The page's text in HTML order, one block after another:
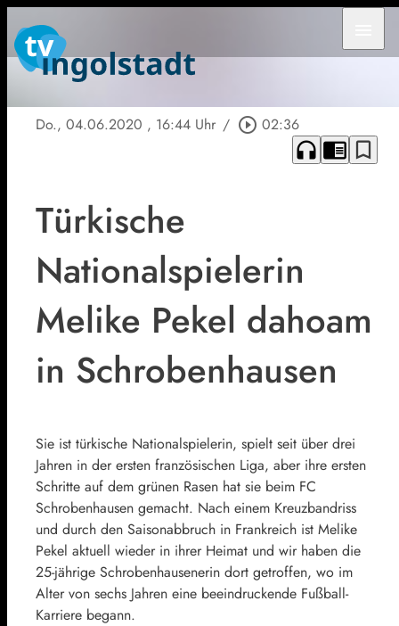
Do., 04.06.2020 , 16:44 Uhr / play_circle_outline 02:36
headphones chrome_reader_mode bookmark_border
Türkische
Nationalspielerin
Melike Pekel dahoam
in Schrobenhausen
Sie ist türkische Nationalspielerin, spielt seit über drei
Jahren in der ersten französischen Liga, aber ihre ersten
Schritte auf dem grünen Rasen hat sie beim FC
Schrobenhausen gemacht. Nach einem Kreuzbandriss
und durch den Saisonabbruch in Frankreich ist Melike
Pekel aktuell wieder in ihrer Heimat und wir haben die
25-jährige Schrobenhausenerin dort getroffen, wo im
Alter von sechs Jahren eine beeindruckende Fußball-
Karriere begann.